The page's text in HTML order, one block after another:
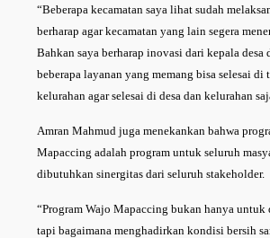
“Beberapa kecamatan saya lihat sudah
berharap agar kecamatan yang lain segera
Bahkan saya berharap inovasi dari kepala desa
beberapa layanan yang memang bisa selesai di
kelurahan agar selesai di desa dan kelurahan
Amran Mahmud juga menekankan bahwa
Mapaccing adalah program untuk seluruh
dibutuhkan sinergitas dari seluruh stakeholder.
“Program Wajo Mapaccing bukan hanya untuk
tapi bagaimana menghadirkan kondisi bersih